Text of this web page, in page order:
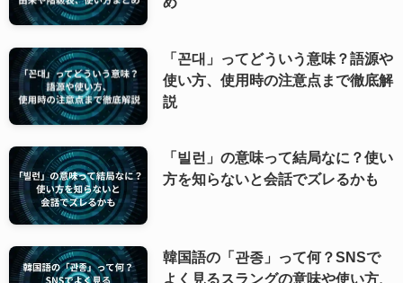
「꼰대」ってどういう意味？語源や
使い方、使用時の注意点まで徹底解
説
「빌런」の意味って結局なに？使い
方を知らないと会話でズレるかも
韓国語の「관종」って何？SNSで
よく見るスラングの意味や使い方、